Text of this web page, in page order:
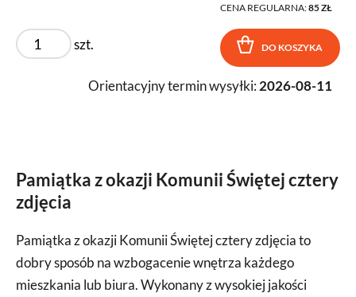
CENA REGULARNA:85 ZŁ
szt. DO KOSZYKA
Orientacyjny termin wysyłki: 2026-08-11
Pamiątka z okazji Komunii Świętej cztery
zdjęcia
Pamiątka z okazji Komunii Świętej cztery zdjęcia to
dobry sposób na wzbogacenie wnętrza każdego
mieszkania lub biura. Wykonany z wysokiej jakości